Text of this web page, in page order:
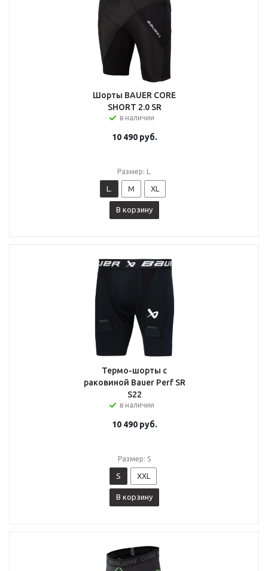
Шорты BAUER CORE
SHORT 2.0 SR
в наличии
10 490руб.
Размер: L.
L. M XL
В корзину
Термо-шорты с
раковиной Bauer Perf SR
S22
в наличии
10 490руб.
Размер: S
S XXL
В корзину